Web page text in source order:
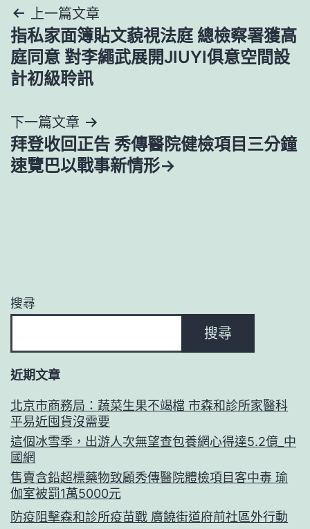
文
章
導
覽
上一篇文章
指私家面簿貼文藐視法庭 總檢察署獲高
庭同意 對李繩武展開JIUYI俱意空間設
計初級聆訊
下一篇文章
拜登收回正告 秀傳醫院健檢項目三分鐘
速覽巴以戰事新情形→
搜尋
搜尋
近期文章
北京市商務局：蔬菜生果不竭檔 市森和診所家醫科
平易近囤貨沒需要
這個冰雪季，出游人次無望查包養網心得達5.2億_中
國網
售賣含鉛超標藥物致顧秀傳醫院體檢項目客中毒 瑜
伽室被罰1萬5000元
防疫阻擊森和診所疫苗戰 廣饒街道府前社區外行動